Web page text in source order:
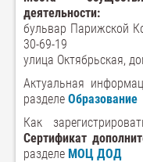
деятельности:
бульвар Парижской
30-69-19
улица Октябрьская,
Актуальная
разделе Образование
Как
Сертификат
разделе МОЦ ДОД